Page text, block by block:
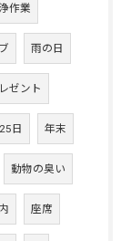
作業
雨の日
ゼント
日 年末
動物の臭い
座席